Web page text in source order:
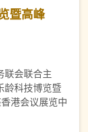
暨高峰
联会联合主
龄科技博览暨
港会议展览中